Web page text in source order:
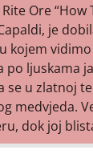
Ore “How
je
kojem
po ljuskama
se u zlatnoj
medvjeda.
dok joj